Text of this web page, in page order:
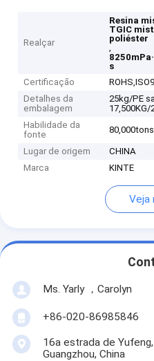
Realçar
Resina
TGIC
poliéster
,
s
Certificação
Detalhes da
embalagem
25kg/PE
17,500KG/
Habilidade da
fonte
Lugar de origem
CHINA
Marca
KINTE
Veja
Ms. Yarly ，Carolyn
+86-020-86985846
16a estrada de
Guangzhou, China